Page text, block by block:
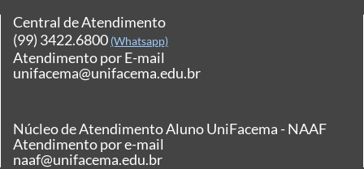
Central de Atendimento
(99) 3422.6800 (Whatsapp)
Atendimento por E-mail
unifacema@unifacema.edu.br
Núcleo de Atendimento Aluno UniFacema - NAAF
Atendimento por e-mail
naaf@unifacema.edu.br